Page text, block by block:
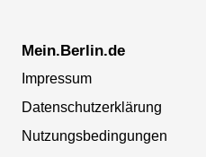
Mein.Berlin.de
Impressum
Datenschutzerklärung
Nutzungsbedingungen